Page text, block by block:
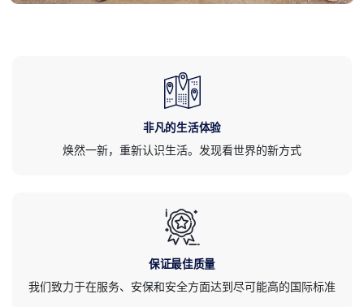
非凡的生活体验
焕然一新，重新认识生活。发现看世界的新方式
保证最佳质量
我们致力于在服务、安保和安全方面达到尽可能高的国际标准